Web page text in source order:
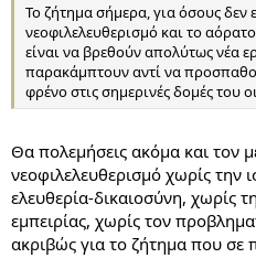
Το ζήτημα σήμερα, για όσους
νεοφιλελευθερισμό και το
είναι να βρεθούν απολύτως νέα
παρακάμπτουν αντί να
φρένο στις σημερινές δομές του
Θα πολεμήσεις ακόμα και τον
νεοφιλελευθερισμό χωρίς την
ελευθερία-δικαιοσύνη, χωρίς
εμπειρίας, χωρίς τον
ακριβώς για το ζήτημα που σε